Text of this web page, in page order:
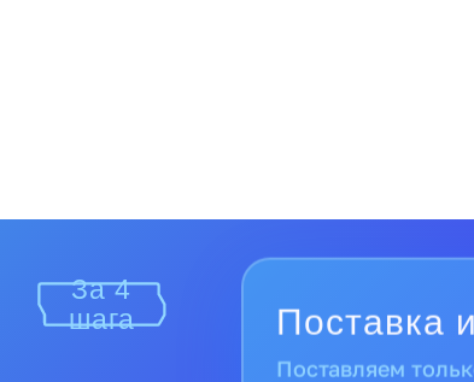
За 4
шага
Поставка
Поставляем